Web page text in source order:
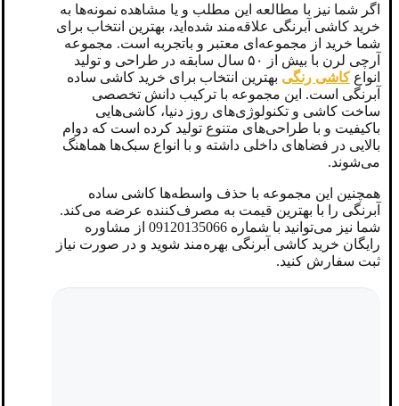
اگر شما نیز با مطالعه این مطلب و یا مشاهده نمونه‌ها به
خرید کاشی آبرنگی علاقه‌مند شده‌اید، بهترین انتخاب برای
شما خرید از مجموعه‌ای معتبر و باتجربه است. مجموعه
آرچی لرن با بیش از ۵۰ سال سابقه در طراحی و تولید
انواعکاشی رنگی بهترین انتخاب برای خرید کاشی ساده
آبرنگی است. این مجموعه با ترکیب دانش تخصصی
ساخت کاشی و تکنولوژی‌های روز دنیا، کاشی‌هایی
باکیفیت و با طراحی‌های متنوع تولید کرده است که دوام
بالایی در فضاهای داخلی داشته و با انواع سبک‌ها هماهنگ
می‌شوند.
همچنین این مجموعه با حذف واسطه‌ها کاشی ساده
آبرنگی را با بهترین قیمت به مصرف‌کننده عرضه می‌کند.
شما نیز می‌توانید با شماره 09120135066 از مشاوره
رایگان خرید کاشی آبرنگی بهره‌مند شوید و در صورت نیاز
ثبت سفارش کنید.